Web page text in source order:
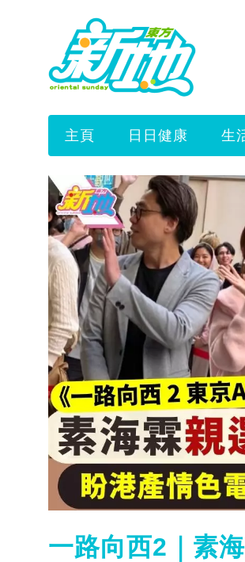
主頁 日日健康 生
一路向西2｜素